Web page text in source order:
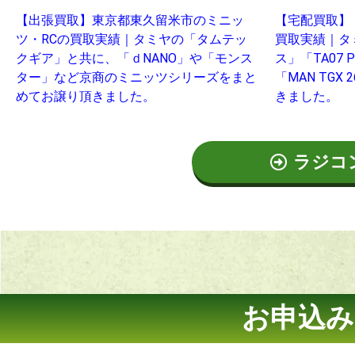
【出張買取】東京都東久留米市のミニッ
ツ・RCの買取実績｜タミヤの「タムテッ
クギア」と共に、「ｄNANO」や「モンス
ター」など京商のミニッツシリーズをまと
めてお譲り頂きました。
【宅配買取
買取実績｜
ス」「TA07
「MAN TGX
きました。
ラジコ
お申込